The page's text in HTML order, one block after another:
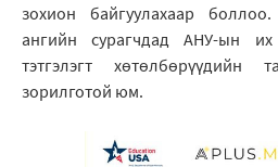
зохион байгуулахаар
ангийн сурагчдад АНУ-ын
тэтгэлэгт хөтөлбөрүүдийн
зорилготой юм.